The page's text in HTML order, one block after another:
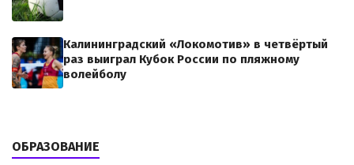
Калининградский «Локомотив» в четвёртый
раз выиграл Кубок России по пляжному
волейболу
ОБРАЗОВАНИЕ